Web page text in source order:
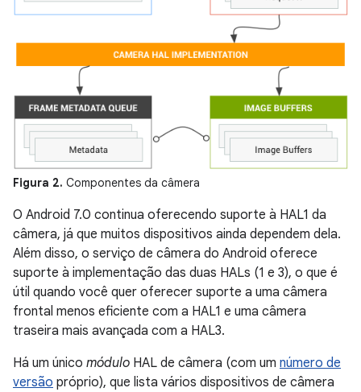
Figura 2. Componentes da câmera
O Android 7.0 continua oferecendo suporte à HAL1 da
câmera, já que muitos dispositivos ainda dependem dela.
Além disso, o serviço de câmera do Android oferece
suporte à implementação das duas HALs (1 e 3), o que é
útil quando você quer oferecer suporte a uma câmera
frontal menos eficiente com a HAL1 e uma câmera
traseira mais avançada com a HAL3.
Há um único módulo HAL de câmera (com um número de
versão próprio), que lista vários dispositivos de câmera